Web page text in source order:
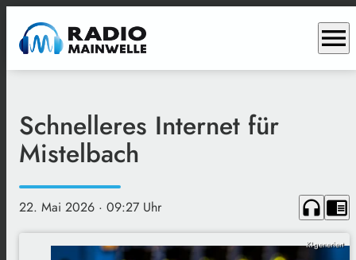
menu
Schnelleres Internet für
Mistelbach
22. Mai 2026 · 09:27 Uhr headphones chrome_reader_mode
KI-generiert